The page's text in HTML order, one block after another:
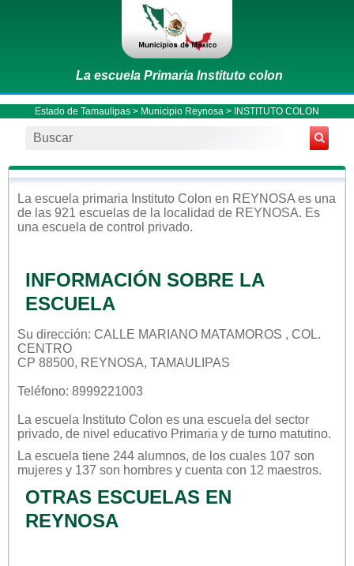
La escuela Primaria Instituto colon
Estado de Tamaulipas > Municipio Reynosa > INSTITUTO COLON
La escuela primaria Instituto Colon en REYNOSA es una
de las 921 escuelas de la localidad de REYNOSA. Es
una escuela de control privado.
INFORMACIÓN SOBRE LA
ESCUELA
Su dirección: CALLE MARIANO MATAMOROS , COL.
CENTRO
CP 88500, REYNOSA, TAMAULIPAS
Teléfono: 8999221003
La escuela Instituto Colon es una escuela del sector
privado, de nivel educativo Primaria y de turno matutino.
La escuela tiene 244 alumnos, de los cuales 107 son
mujeres y 137 son hombres y cuenta con 12 maestros.
OTRAS ESCUELAS EN
REYNOSA